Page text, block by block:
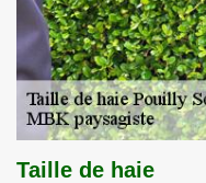
Taille de haie